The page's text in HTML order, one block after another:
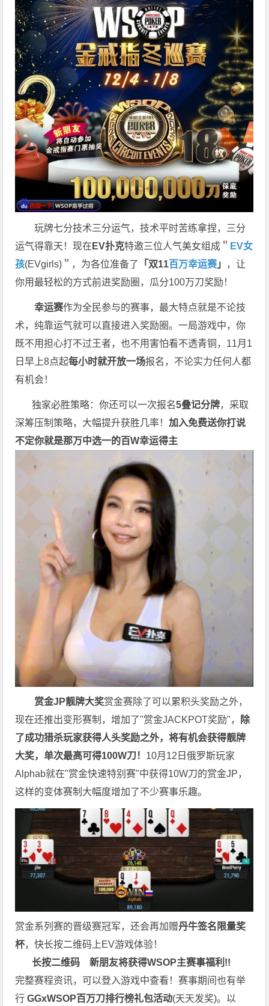
玩牌七分技术三分运气，技术平时苦练拿捏，三分
运气得靠天！现在 EV扑克特邀三位人气美女组成＂ EV女
孩(EVgirls)＂，为各位准备了 「双11百万幸运赛」 ，让
你用最轻松的方式前进奖励圈，瓜分100万刀奖励！
幸运赛作为全民参与的赛事，最大特点就是不论技
术，纯靠运气就可以直接进入奖励圈。一局游戏中，你
既不用担心打不过王者，也不用害怕看不透青铜，11月1
日早上8点起每小时就开放一场报名，不论实力任何人都
有机会！
独家必胜策略：你还可以一次报名5叠记分牌，采取
深筹压制策略，大幅提升获胜几率！加入免费送你打说
不定你就是那万中选一的百W幸运得主
赏金JP靓牌大奖赏金赛除了可以累积头奖励之外，
现在还推出变形赛制，增加了"赏金JACKPOT奖励"，
除
了成功猎杀玩家获得人头奖励之外，将有机会获得靓牌
大奖，单次最高可得100W刀！ 10月12日俄罗斯玩家
Alphab就在"赏金快速特别赛"中获得10W刀的赏金JP，
这样的变体赛制大幅度增加了不少赛事乐趣。
赏金系列赛的晋级赛冠军，还会再加赠丹牛签名限量奖
杯，快长按二维码上EV游戏体验！
长按二维码新朋友将获得WSOP主赛事福利!!
完整赛程资讯，可以登入游戏中查看！赛事期间也有举
行 GGxWSOP百万刀排行榜礼包活动(天天发奖)。以